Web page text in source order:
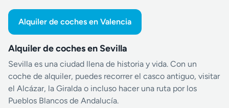
Alquiler de coches en Valencia
Alquiler de coches en Sevilla
Sevilla es una ciudad llena de historia y vida. Con un
coche de alquiler, puedes recorrer el casco antiguo, visitar
el Alcázar, la Giralda o incluso hacer una ruta por los
Pueblos Blancos de Andalucía.